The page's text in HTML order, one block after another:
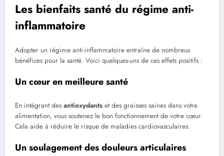
Les bienfaits santé du régime anti-
inflammatoire
Adopter un régime anti-inflammatoire entraîne de nombreux
bénéfices pour la santé. Voici quelques-uns de ces effets positifs :
Un cœur en meilleure santé
En intégrant des antioxydants et des graisses saines dans votre
alimentation, vous soutenez le bon fonctionnement de votre cœur.
Cela aide à réduire le risque de maladies cardiovasculaires.
Un soulagement des douleurs articulaires